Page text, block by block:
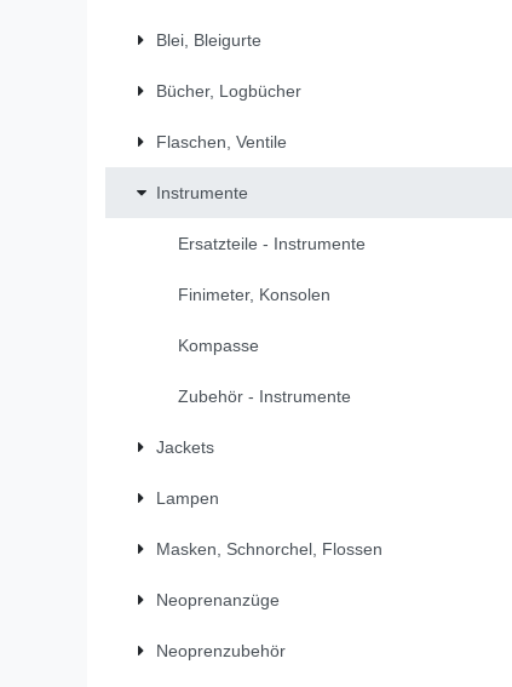
Blei, Bleigurte
Bücher, Logbücher
Flaschen, Ventile
Instrumente
Ersatzteile - Instrumente
Finimeter, Konsolen
Kompasse
Zubehör - Instrumente
Jackets
Lampen
Masken, Schnorchel, Flossen
Neoprenanzüge
Neoprenzubehör